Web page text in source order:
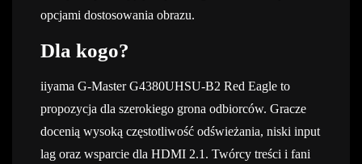
opcjami dostosowania obrazu.
Dla kogo?
iiyama G-Master G4380UHSU-B2 Red Eagle to
propozycja dla szerokiego grona odbiorców. Gracze
docenią wysoką częstotliwość odświeżania, niski input
lag oraz wsparcie dla HDMI 2.1. Twórcy treści i fani